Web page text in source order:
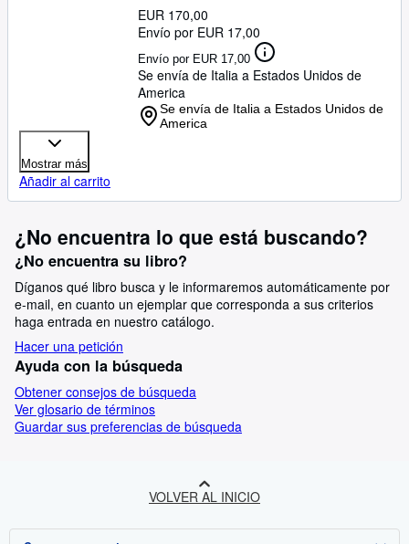
EUR 170,00
Envío por EUR 17,00
Envío por EUR 17,00
Se envía de Italia a Estados Unidos de
America
Se envía de Italia a Estados Unidos de
America
Mostrar más
Añadir al carrito
¿No encuentra lo que está buscando?
¿No encuentra su libro?
Díganos qué libro busca y le informaremos automáticamente por
e-mail, en cuanto un ejemplar que corresponda a sus criterios
haga entrada en nuestro catálogo.
Hacer una petición
Ayuda con la búsqueda
Obtener consejos de búsqueda
Ver glosario de términos
Guardar sus preferencias de búsqueda
VOLVER AL INICIO